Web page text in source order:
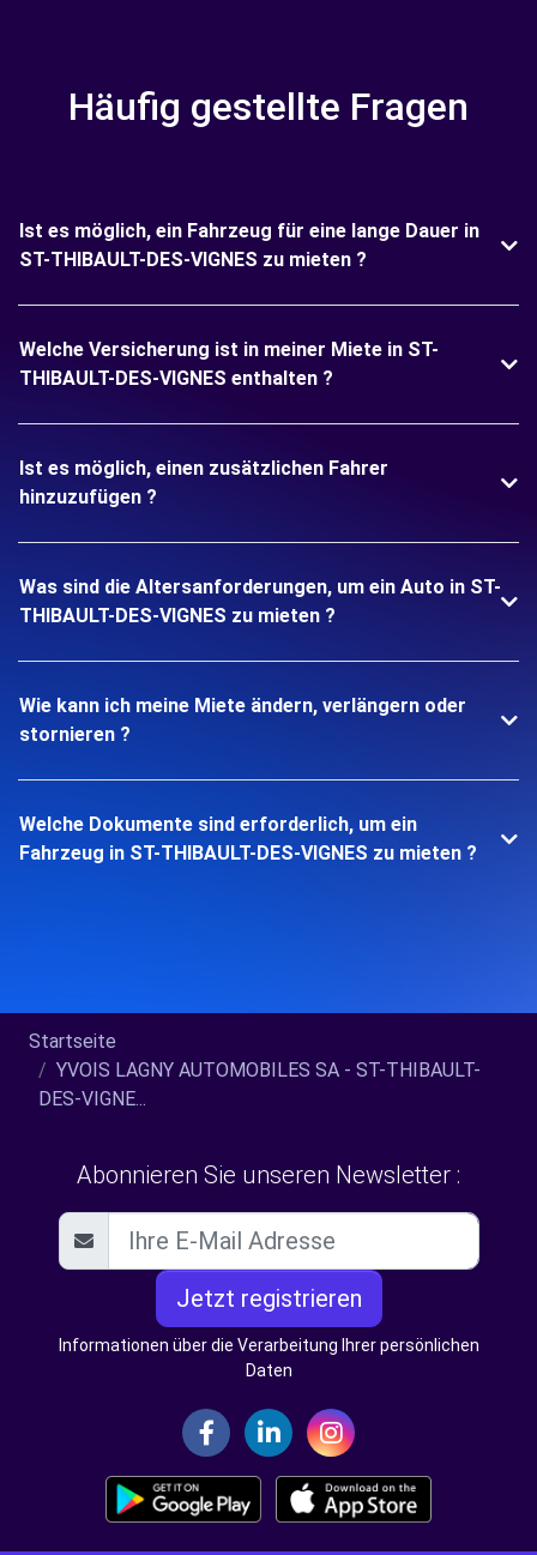
Häufig gestellte Fragen
Ist es möglich, ein Fahrzeug für eine lange Dauer in
ST-THIBAULT-DES-VIGNES zu mieten ?
Welche Versicherung ist in meiner Miete in ST-
THIBAULT-DES-VIGNES enthalten ?
Ist es möglich, einen zusätzlichen Fahrer
hinzuzufügen ?
Was sind die Altersanforderungen, um ein Auto in ST-
THIBAULT-DES-VIGNES zu mieten ?
Wie kann ich meine Miete ändern, verlängern oder
stornieren ?
Welche Dokumente sind erforderlich, um ein
Fahrzeug in ST-THIBAULT-DES-VIGNES zu mieten ?
Startseite
YVOIS LAGNY AUTOMOBILES SA - ST-THIBAULT-
DES-VIGNE...
Abonnieren Sie unseren Newsletter :
Jetzt registrieren
Informationen über die Verarbeitung Ihrer persönlichen
Daten